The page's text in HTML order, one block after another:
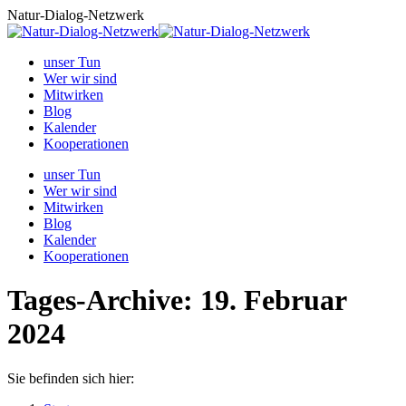
Zum
Inhalt
Natur-Dialog-Netzwerk
unser Tun
Wer wir sind
Mitwirken
Blog
Kalender
Kooperationen
unser Tun
Wer wir sind
Mitwirken
Blog
Kalender
Kooperationen
Tages-Archive: 19. Februar
2024
Sie befinden sich hier: